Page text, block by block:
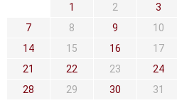
セカンドオピニオン
正しい病院の選び方
1 2 3
7
8 9 10
14
15 16 17
21
22 23 24
28
29 30
31